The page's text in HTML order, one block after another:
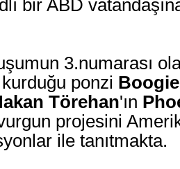
bir ABD
3.numarası
ponzi
Törehan'ın
projesini
ile tanıtmakta.